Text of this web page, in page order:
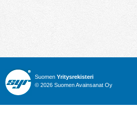
Suomen Yritysrekisteri
© 2026 Suomen Avainsanat Oy